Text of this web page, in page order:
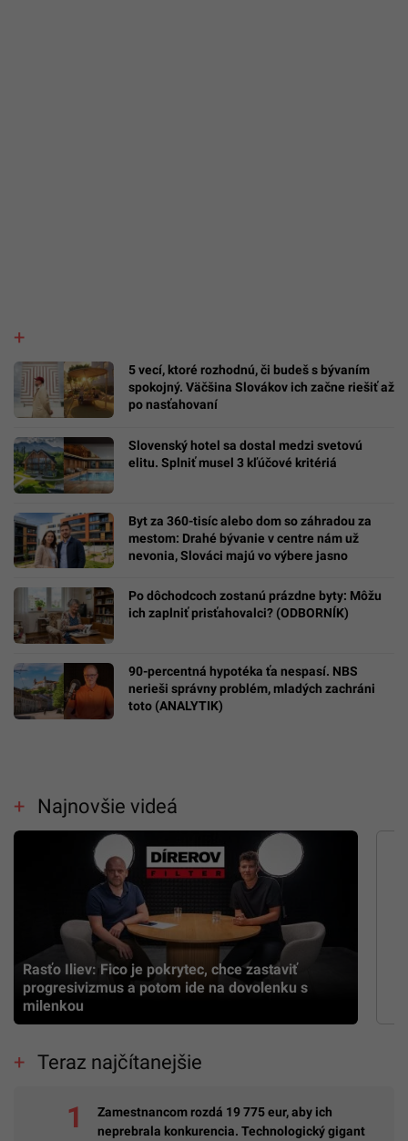
5 vecí, ktoré rozhodnú, či budeš s bývaním
spokojný. Väčšina Slovákov ich začne riešiť až
po nasťahovaní
Slovenský hotel sa dostal medzi svetovú
elitu. Splniť musel 3 kľúčové kritériá
Byt za 360-tisíc alebo dom so záhradou za
mestom: Drahé bývanie v centre nám už
nevonia, Slováci majú vo výbere jasno
Po dôchodcoch zostanú prázdne byty: Môžu
ich zaplniť prisťahovalci? (ODBORNÍK)
90-percentná hypotéka ťa nespasí. NBS
nerieši správny problém, mladých zachráni
toto (ANALYTIK)
Najnovšie videá
Rasťo Iliev: Fico je pokrytec, chce zastaviť
progresivizmus a potom ide na dovolenku s
milenkou
Teraz najčítanejšie
Zamestnancom rozdá 19 775 eur, aby ich
neprebrala konkurencia. Technologický gigant